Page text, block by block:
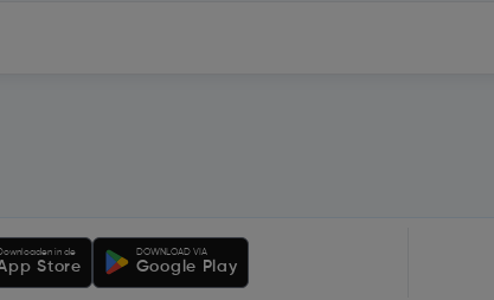
in de
Store
DOWNLOAD VIA
Google Play